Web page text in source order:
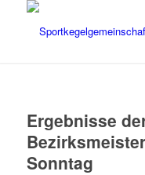
Ergebnisse
Sonntag